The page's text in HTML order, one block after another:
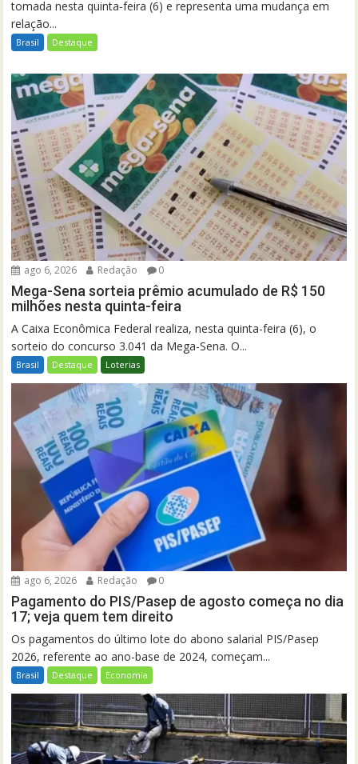
tomada nesta quinta-feira (6) e representa uma mudança em
relação...
Brasil Destaque
ago 6, 2026 Redação 0
Mega-Sena sorteia prêmio acumulado de R$ 150
milhões nesta quinta-feira
A Caixa Econômica Federal realiza, nesta quinta-feira (6), o
sorteio do concurso 3.041 da Mega-Sena. O...
Brasil Destaque Loterias
ago 6, 2026 Redação 0
Pagamento do PIS/Pasep de agosto começa no dia
17; veja quem tem direito
Os pagamentos do último lote do abono salarial PIS/Pasep
2026, referente ao ano-base de 2024, começam...
Brasil Destaque Economia